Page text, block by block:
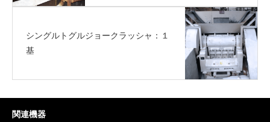
シングルトグルジョークラッシャ：１
基
関連機器